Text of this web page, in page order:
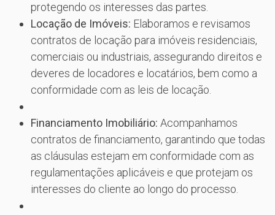
protegendo os interesses das partes.
Locação de Imóveis: Elaboramos e revisamos
contratos de locação para imóveis residenciais,
comerciais ou industriais, assegurando direitos e
deveres de locadores e locatários, bem como a
conformidade com as leis de locação.
Financiamento Imobiliário: Acompanhamos
contratos de financiamento, garantindo que todas
as cláusulas estejam em conformidade com as
regulamentações aplicáveis e que protejam os
interesses do cliente ao longo do processo.